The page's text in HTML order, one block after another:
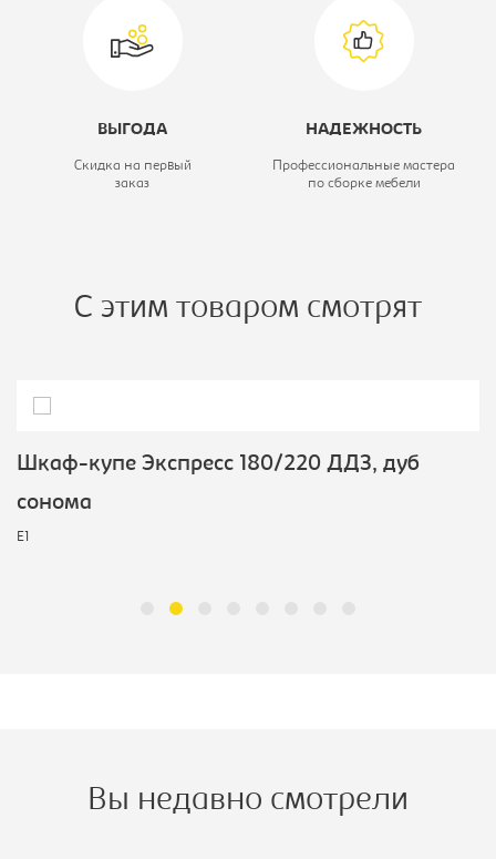
ВЫГОДА
Скидка на первый
заказ
НАДЕЖНОСТЬ
Профессиональные мастера
по сборке мебели
С этим товаром смотрят
Шкаф-купе Экспресс 180/220 ДДЗ, дуб
сонома
E1
Вы недавно смотрели